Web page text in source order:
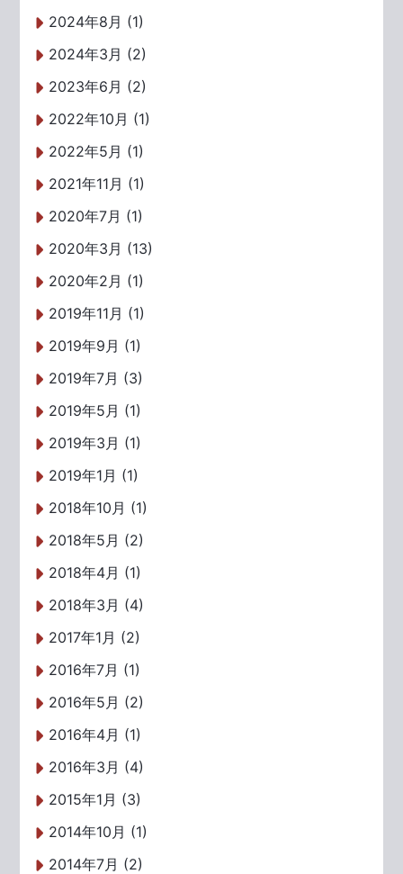
2024年8月 (1)
2024年3月 (2)
2023年6月 (2)
2022年10月 (1)
2022年5月 (1)
2021年11月 (1)
2020年7月 (1)
2020年3月 (13)
2020年2月 (1)
2019年11月 (1)
2019年9月 (1)
2019年7月 (3)
2019年5月 (1)
2019年3月 (1)
2019年1月 (1)
2018年10月 (1)
2018年5月 (2)
2018年4月 (1)
2018年3月 (4)
2017年1月 (2)
2016年7月 (1)
2016年5月 (2)
2016年4月 (1)
2016年3月 (4)
2015年1月 (3)
2014年10月 (1)
2014年7月 (2)